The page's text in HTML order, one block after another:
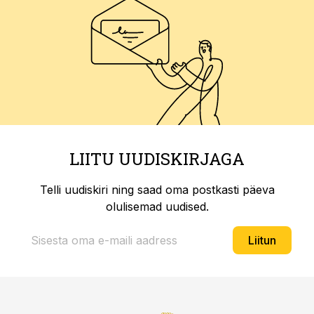
LIITU UUDISKIRJAGA
Telli uudiskiri ning saad oma postkasti päeva
olulisemad uudised.
Liitun